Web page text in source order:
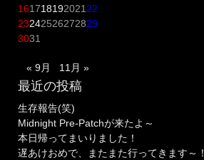
161718192021 22
23242526272829
3031
« 9月 11月 »
最近の投稿
生存報告(笑)
Midnight Pre-Patchが来たよ～
本日帰ってまいりました！
遅あけおめで、またまた行ってきます～！